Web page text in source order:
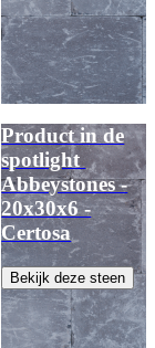
Product in de
spotlight
Abbeystones -
20x30x6 -
Certosa
Bekijk deze steen